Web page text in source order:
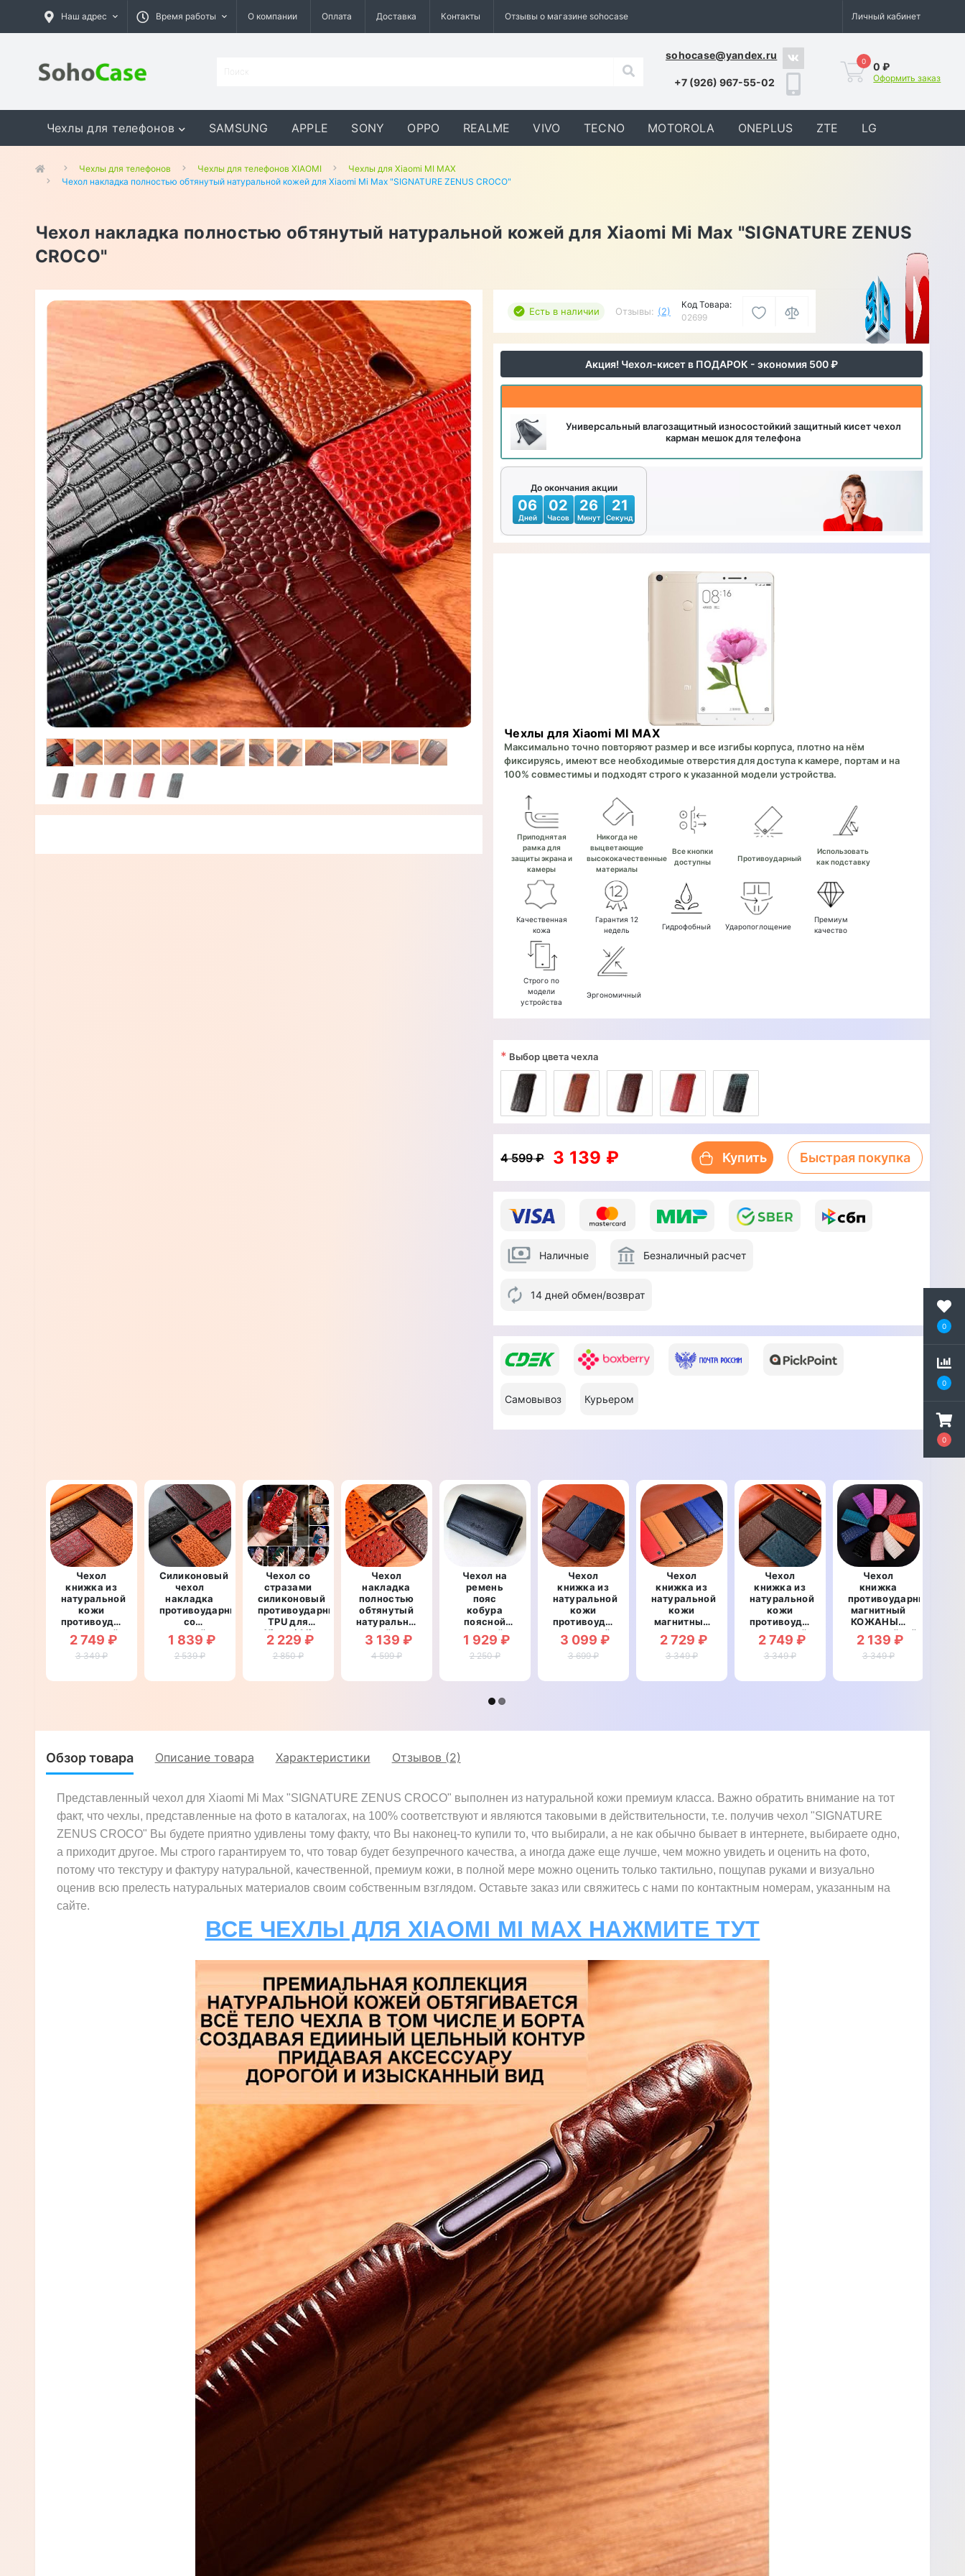
0
0
0
Наш адрес Время работы О компании Оплата Доставка Контакты Отзывы о магазине sohocase Личный кабинет
sohocase@yandex.ru
+7 (926) 967-55-02
0 0 ₽
Оформить заказ
Чехлы для телефонов SAMSUNG APPLE SONY OPPO REALME VIVO TECNO MOTOROLA ONEPLUS ZTE LG
GOOGLE MEIZU ASUS
Чехлы для телефонов Чехлы для телефонов XIAOMI
Чехлы для Xiaomi MI MAX
Чехол накладка полностью обтянутый натуральной кожей для Xiaomi Mi Max "SIGNATURE ZENUS CROCO"
Чехол накладка полностью обтянутый натуральной кожей для Xiaomi Mi Max "SIGNATURE ZENUS
CROCO"
Есть в наличии Отзывы: (2)
Код Товара:
02699
Акция! Чехол-кисет в ПОДАРОК - экономия 500 ₽
Универсальный влагозащитный износостойкий защитный кисет чехол
карман мешок для телефона
До окончания акции
06
Дней
02
Часов
26
Минут
18
Секунд
Чехлы для Xiaomi MI MAX
Максимально точно повторяют размер и все изгибы корпуса, плотно на нём
фиксируясь, имеют все необходимые отверстия для доступа к камере, портам и на
100% совместимы и подходят строго к указанной модели устройства.
Приподнятая
рамка для
защиты экрана и
камеры
Никогда не
выцветающие
высококачественные
материалы
Все кнопки
доступны
Противоударный
Использовать
как подставку
Качественная
кожа
Гарантия 12
недель
Гидрофобный Ударопоглощение
Премиум
качество
Строго по
модели
устройства
Эргономичный
Наличные Безналичный расчет
14 дней обмен/возврат
Самовывоз Курьером
* Выбор цвета чехла
3 139 ₽
4 599 ₽ Купить Быстрая покупка
Чехол
книжка из
натуральной
кожи
противоударный
магнитный
для Xiaomi
Mi Max
STONE"
2 749 ₽
3 349 ₽
Силиконовый
чехол
накладка
противоударный
со
вставкой из
натуральной
кожи для
Max
1 839 ₽
2 539 ₽
Чехол со
стразами
силиконовый
противоударный
TPU для
Xiaomi Mi
Max
"SWAROV
2 229 ₽
2 850 ₽
Чехол
накладка
полностью
обтянутый
натуральной
кожей для
Xiaomi Mi
Max
СТРАУС"
3 139 ₽
4 599 ₽
Чехол на
ремень
пояс
кобура
поясной
кожаный c
карманами
для Xiaomi
"RAMOS"
1 929 ₽
2 250 ₽
Чехол
книжка из
натуральной
кожи
противоударный
магнитный
для Xiaomi
Mi Max
3 099 ₽
3 699 ₽
Чехол
книжка из
натуральной
кожи
магнитный
противоударный
для Xiaomi
Mi Max
2 729 ₽
3 349 ₽
Чехол
книжка из
натуральной
кожи
противоударный
магнитный
для Xiaomi
Mi Max
2 749 ₽
3 349 ₽
Чехол
книжка
противоударный
магнитный
КОЖАНЫЙ
влагостойкий
для Xiaomi
Mi Max
2 139 ₽
3 349 ₽
Обзор товара Описание товара Характеристики Отзывов (2)
Представленный чехол для Xiaomi Mi Max "SIGNATURE ZENUS CROCO" выполнен из натуральной кожи премиум класса. Важно обратить внимание на тот
факт, что чехлы, представленные на фото в каталогах, на 100% соответствуют и являются таковыми в действительности, т.е. получив чехол "SIGNATURE
ZENUS CROCO" Вы будете приятно удивлены тому факту, что Вы наконец-то купили то, что выбирали, а не как обычно бывает в интернете, выбираете одно,
а приходит другое. Мы строго гарантируем то, что товар будет безупречного качества, а иногда даже еще лучше, чем можно увидеть и оценить на фото,
потому что текстуру и фактуру натуральной, качественной, премиум кожи, в полной мере можно оценить только тактильно, пощупав руками и визуально
оценив всю прелесть натуральных материалов своим собственным взглядом. Оставьте заказ или свяжитесь с нами по контактным номерам, указанным на
сайте.
ВСЕ ЧЕХЛЫ ДЛЯ XIAOMI MI MAX НАЖМИТЕ ТУТ